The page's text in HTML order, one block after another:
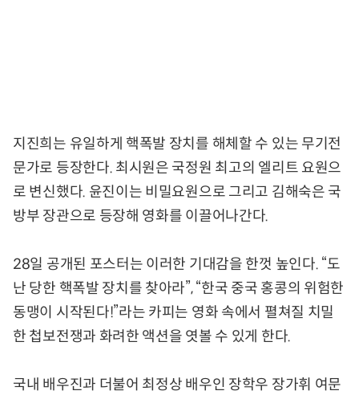
지진희는 유일하게 핵폭발 장치를 해체할 수 있는 무기전
문가로 등장한다. 최시원은 국정원 최고의 엘리트 요원으
로 변신했다. 윤진이는 비밀요원으로 그리고 김해숙은 국
방부 장관으로 등장해 영화를 이끌어나간다.
28일 공개된 포스터는 이러한 기대감을 한껏 높인다. “도
난 당한 핵폭발 장치를 찾아라”, “한국 중국 홍콩의 위험한
동맹이 시작된다!”라는 카피는 영화 속에서 펼쳐질 치밀
한 첩보전쟁과 화려한 액션을 엿볼 수 있게 한다.
국내 배우진과 더불어 최정상 배우인 장학우 장가휘 여문